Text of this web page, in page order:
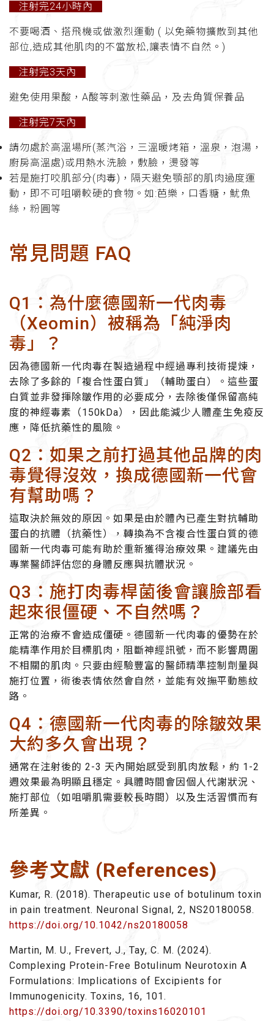
注射完24小時內
不要喝酒、搭飛機或做激烈運動 ( 以免藥物擴散到其他
部位,造成其他肌肉的不當放松,讓表情不自然。)
注射完3天內
避免使用果酸，A酸等刺激性藥品，及去角質保養品
注射完7天內
請勿處於高溫場所(蒸汽浴，三溫暖烤箱，溫泉，泡湯，
廚房高溫處)或用熱水洗臉，敷臉，燙發等
若是施打咬肌部分(肉毒)，隔天避免顎部的肌肉過度運
動，即不可咀嚼較硬的食物。如:芭樂，口香糖，魷魚
絲，粉圓等
常見問題 FAQ
Q1：為什麼德國新一代肉毒
（Xeomin）被稱為「純淨肉
毒」？
因為德國新一代肉毒在製造過程中經過專利技術提煉，
去除了多餘的「複合性蛋白質」（輔助蛋白）。這些蛋
白質並非發揮除皺作用的必要成分，去除後僅保留高純
度的神經毒素（150kDa），因此能減少人體產生免疫反
應，降低抗藥性的風險。
Q2：如果之前打過其他品牌的肉
毒覺得沒效，換成德國新一代會
有幫助嗎？
這取決於無效的原因。如果是由於體內已產生對抗輔助
蛋白的抗體（抗藥性），轉換為不含複合性蛋白質的德
國新一代肉毒可能有助於重新獲得治療效果。建議先由
專業醫師評估您的身體反應與抗體狀況。
Q3：施打肉毒桿菌後會讓臉部看
起來很僵硬、不自然嗎？
正常的治療不會造成僵硬。德國新一代肉毒的優勢在於
能精準作用於目標肌肉，阻斷神經訊號，而不影響周圍
不相關的肌肉。只要由經驗豐富的醫師精準控制劑量與
施打位置，術後表情依然會自然，並能有效撫平動態紋
路。
Q4：德國新一代肉毒的除皺效果
大約多久會出現？
通常在注射後的 2-3 天內開始感受到肌肉放鬆，約 1-2
週效果最為明顯且穩定。具體時間會因個人代謝狀況、
施打部位（如咀嚼肌需要較長時間）以及生活習慣而有
所差異。
參考文獻 (References)
Kumar, R. (2018). Therapeutic use of botulinum toxin
in pain treatment. Neuronal Signal, 2, NS20180058.
https://doi.org/10.1042/ns20180058
Martin, M. U., Frevert, J., Tay, C. M. (2024).
Complexing Protein-Free Botulinum Neurotoxin A
Formulations: Implications of Excipients for
Immunogenicity. Toxins, 16, 101.
https://doi.org/10.3390/toxins16020101